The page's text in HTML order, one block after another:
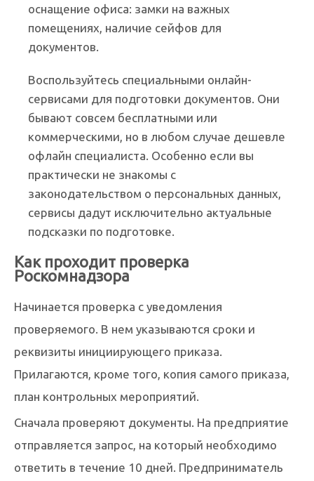
оснащение офиса: замки на важных
помещениях, наличие сейфов для
документов.
Воспользуйтесь специальными онлайн-
сервисами для подготовки документов. Они
бывают совсем бесплатными или
коммерческими, но в любом случае дешевле
офлайн специалиста. Особенно если вы
практически не знакомы с
законодательством о персональных данных,
сервисы дадут исключительно актуальные
подсказки по подготовке.
Как проходит проверка
Роскомнадзора
Начинается проверка с уведомления
проверяемого. В нем указываются сроки и
реквизиты инициирующего приказа.
Прилагаются, кроме того, копия самого приказа,
план контрольных мероприятий.
Сначала проверяют документы. На предприятие
отправляется запрос, на который необходимо
ответить в течение 10 дней. Предприниматель